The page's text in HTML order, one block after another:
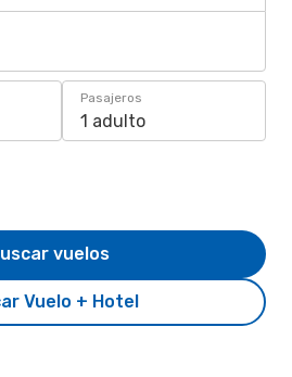
Pasajeros
1 adulto
Vuelo + Hotel
vuelos